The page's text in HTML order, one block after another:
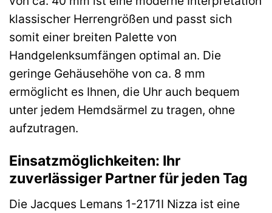
klassischer Herrengrößen und passt sich
somit einer breiten Palette von
Handgelenksumfängen optimal an. Die
geringe Gehäusehöhe von ca. 8 mm
ermöglicht es Ihnen, die Uhr auch bequem
unter jedem Hemdsärmel zu tragen, ohne
aufzutragen.
Einsatzmöglichkeiten: Ihr
zuverlässiger Partner für jeden Tag
Die Jacques Lemans 1-2171I Nizza ist eine